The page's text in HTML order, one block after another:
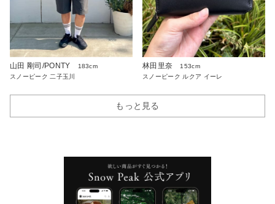
山田 剛司/PONTY
183cm
スノーピーク 二子玉川
林田里奈
153cm
スノーピーク ルクア イーレ
もっと見る